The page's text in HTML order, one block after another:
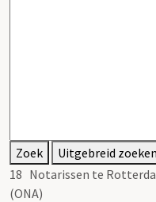
Zoek
Uitgebreid zoeken
18 Notarissen te
(ONA)